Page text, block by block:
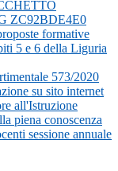
ZC92BDE4E0
formative
5 e 6 della Liguria
573/2020
su sito internet
all'Istruzione
piena conoscenza
sessione annuale